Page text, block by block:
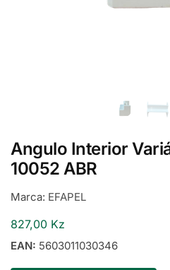
Angulo Interior
10052 ABR
Marca: EFAPEL
827,00 Kz
EAN: 5603011030346